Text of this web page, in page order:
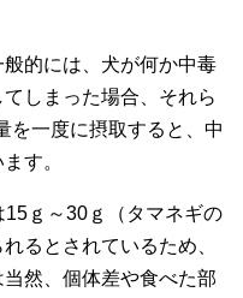
的には、犬が何か中毒
しまった場合、それら
を一度に摂取すると、中
す。
ｇ～30ｇ（タマネギの
るとされているため、
然、個体差や食べた部